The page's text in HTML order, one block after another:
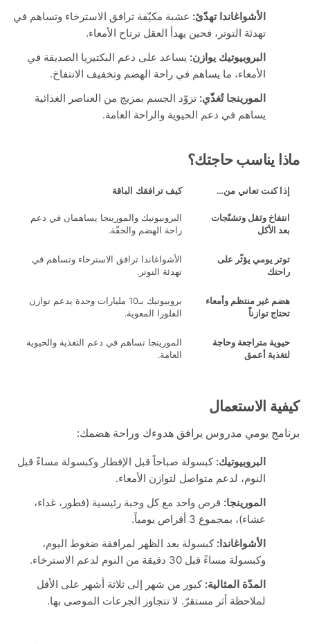
الأشواغاندا تهدّئ:عشبة مكيّفة ترافق الاسترخاء وتساهم في
تهدئة التوتر، فحين يهدأ العقل ترتاح الأمعاء.
البروبيوتيك يوازن:يساعد على دعم البكتيريا الصديقة في
الأمعاء، ما يساهم في راحة الهضم وتخفيف الانتفاخ.
المورينجا تُغذّي:تزوّد الجسم بمزيج من العناصر الغذائية
يساهم في دعم الحيوية والراحة العامة.
يناسب حاجتك؟
كنت تعاني من… كيف ترافقك الباقة
وثقل وتشنّجات
البروبيوتيك والمورينجا يساهمان في دعم
راحة الهضم والخفّة.
يومي يؤثّر على
الأشواغاندا ترافق الاسترخاء وتساهم في
تهدئة التوتر.
غير منتظم وأمعاء
توازناً
بروبيوتيك بـ10 مليارات وحدة يدعم توازن
الفلورا المعوية.
متراجعة وحاجة
أعمق
المورينجا تساهم في دعم التغذية والحيوية
الاستعمال
يومي مدروس يرافق هدوءك وراحة هضمك:
البروبيوتيك:كبسولة صباحاً قبل الإفطار وكبسولة مساءً قبل
النوم، لدعم متواصل لتوازن الأمعاء.
المورينجا:قرص واحد مع كل وجبة رئيسية (فطور، غداء،
عشاء)، بمجموع 3 أقراص يومياً.
الأشواغاندا:كبسولة بعد الظهر لمرافقة ضغوط اليوم،
وكبسولة مساءً قبل 30 دقيقة من النوم لدعم الاسترخاء.
المدّة المثالية: كيور من شهر إلى ثلاثة أشهر على الأقل
لملاحظة أثر مستقرّ. لا تتجاوز الجرعات الموصى بها.